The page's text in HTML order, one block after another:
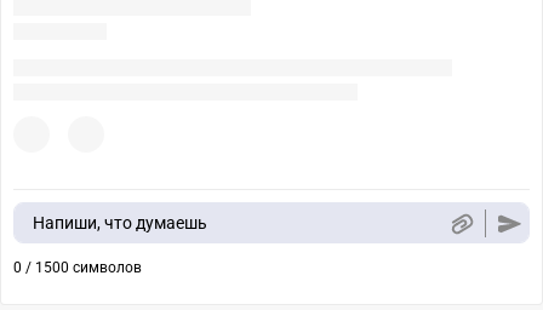
Напиши, что думаешь
0 / 1500 символов